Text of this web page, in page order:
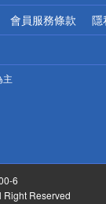
會員服務條款 隱
主
6
Reserved